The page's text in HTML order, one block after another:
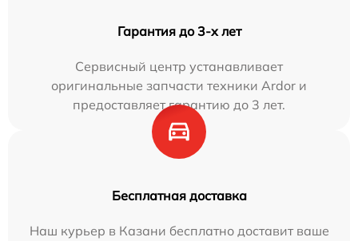
Гарантия до 3-х лет
Сервисный центр устанавливает
оригинальные запчасти техники Ardor и
предоставляет гарантию до 3 лет.
Бесплатная доставка
Наш курьер в Казани бесплатно доставит ваше